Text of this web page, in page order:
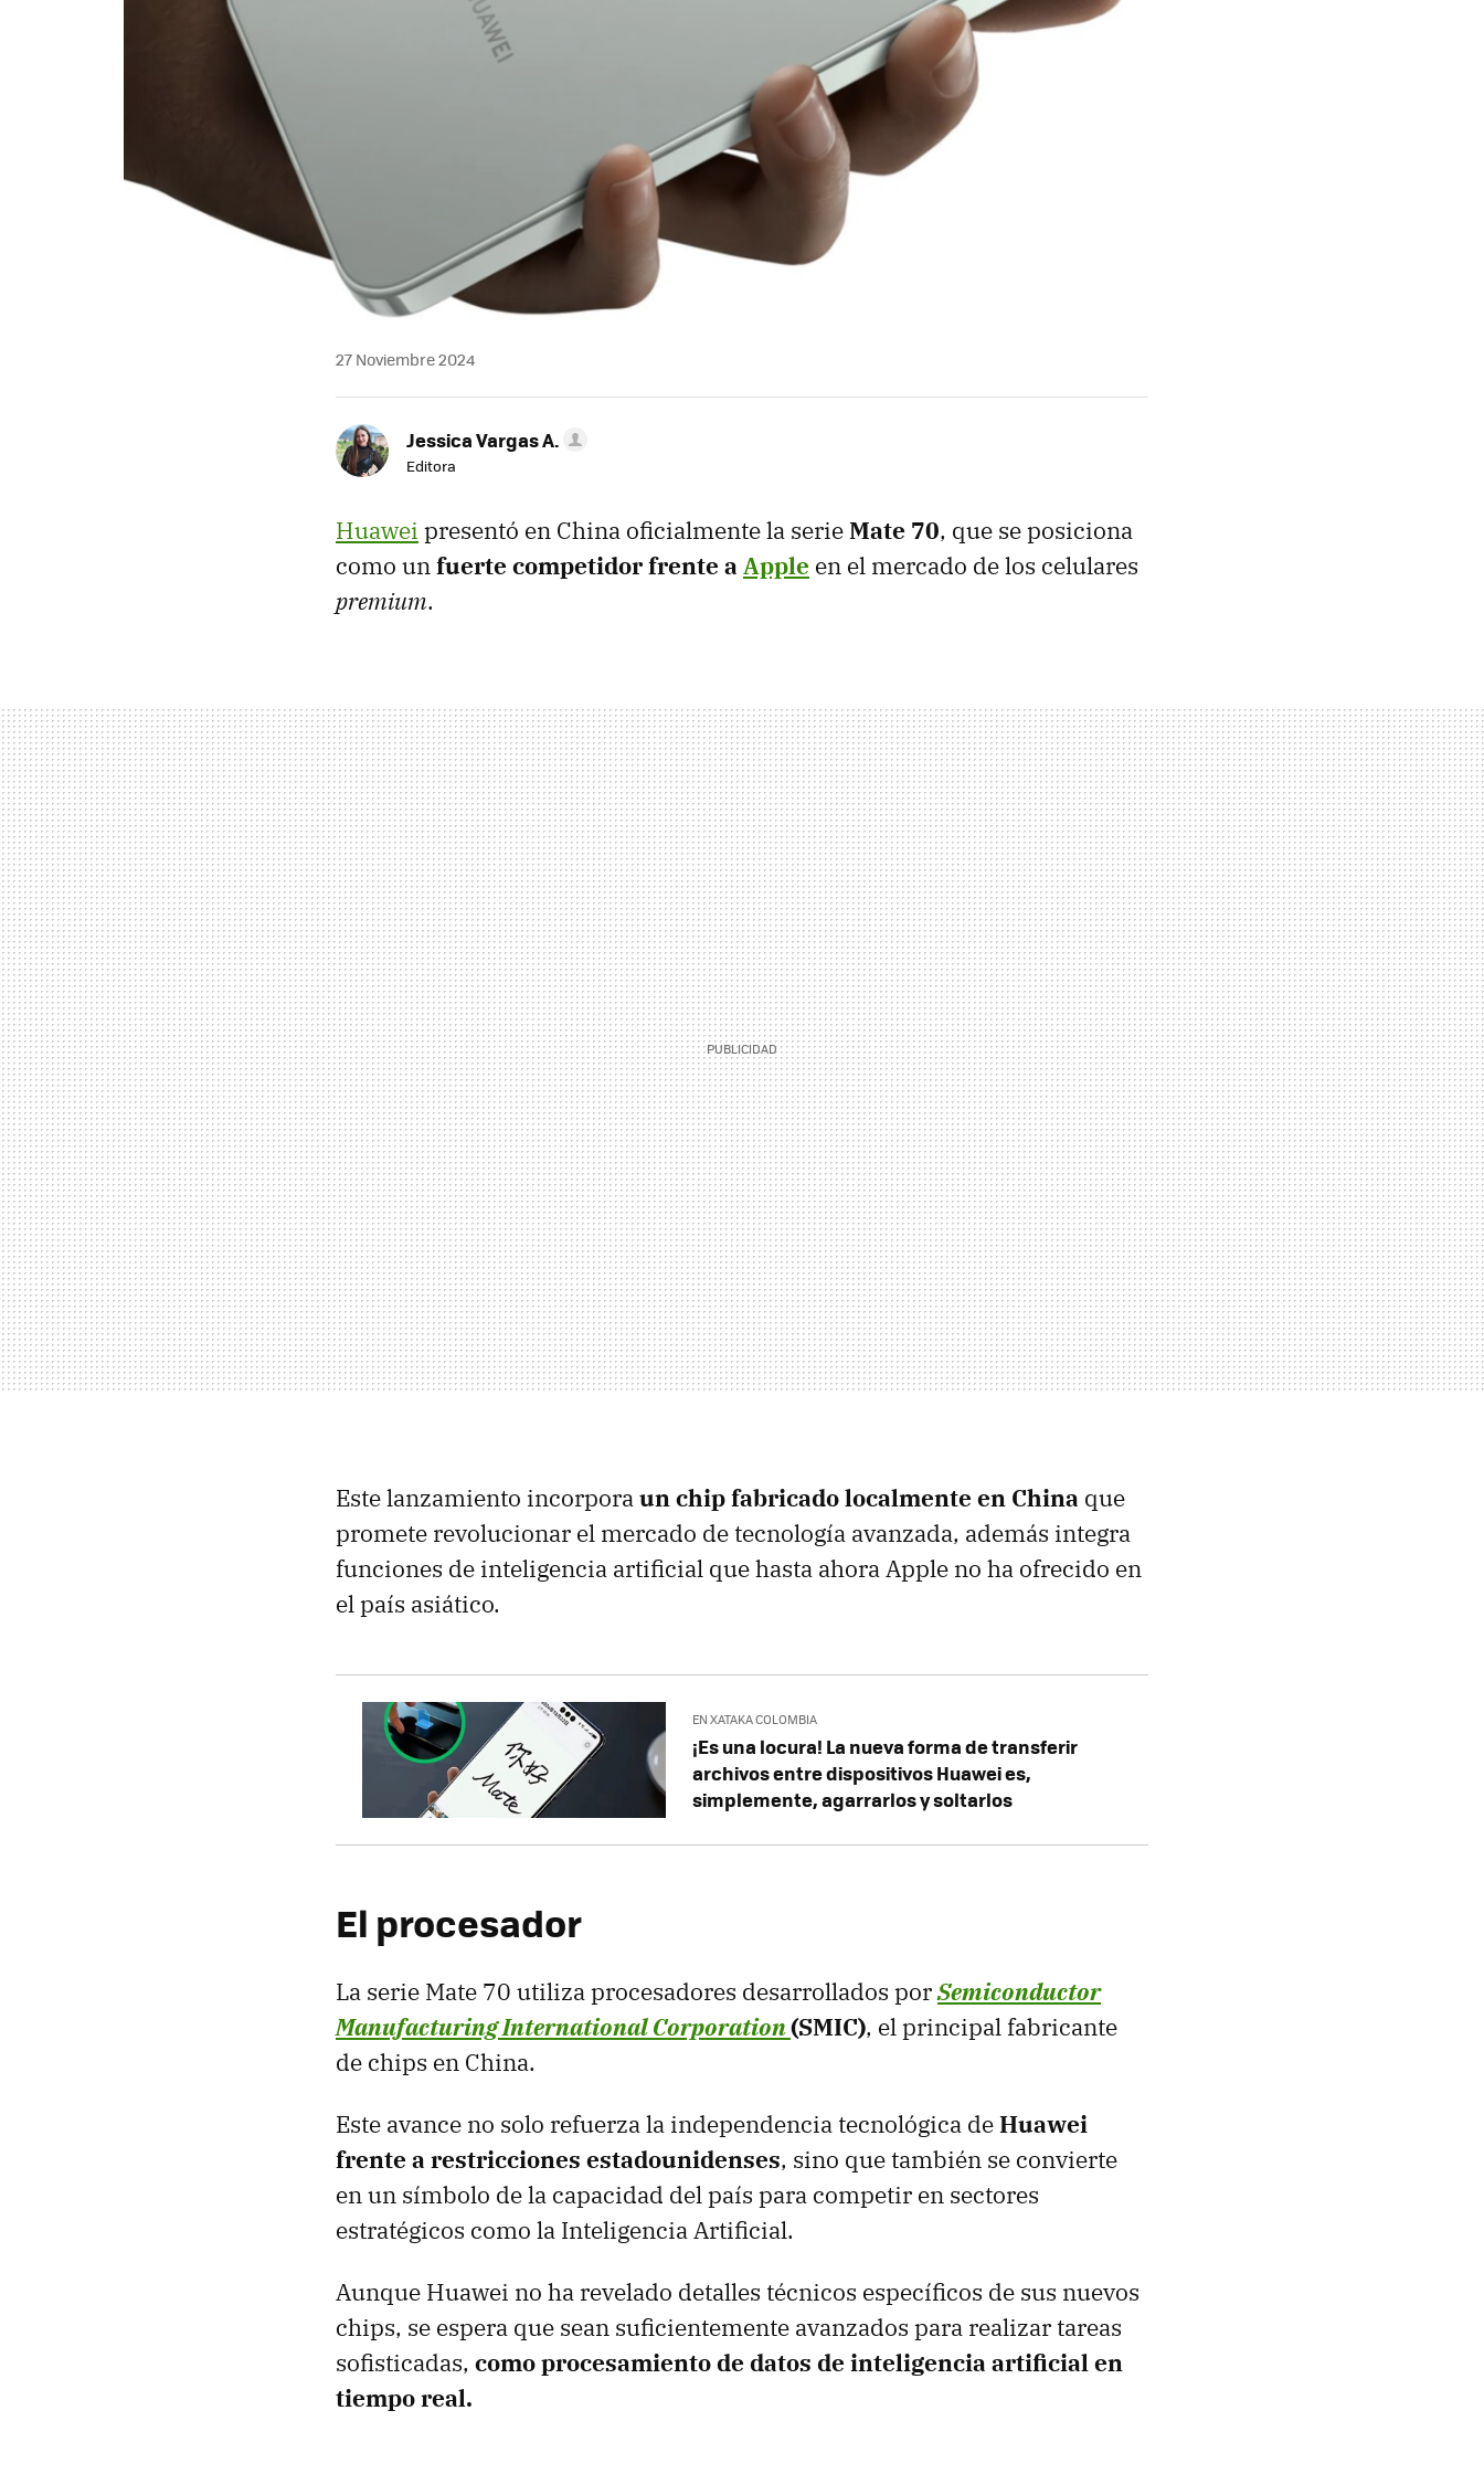
27 Noviembre 2024
Jessica Vargas A.
Editora
Huawei presentó en China oficialmente la serieMate 70, que se posiciona
como unfuerte competidor frente a Apple en el mercado de los celulares
premium.
Este lanzamiento incorporaun chip fabricado localmente en China que
promete revolucionar el mercado de tecnología avanzada, además integra
funciones de inteligencia artificial que hasta ahora Apple no ha ofrecido en
el país asiático.
EN XATAKA COLOMBIA
¡Es una locura! La nueva forma de transferir
archivos entre dispositivos Huawei es,
simplemente, agarrarlos y soltarlos
El procesador
La serie Mate 70 utiliza procesadores desarrollados porSemiconductor
Manufacturing International Corporation(SMIC), el principal fabricante
de chips en China.
Este avance no solo refuerza la independencia tecnológica deHuawei
frente a restricciones estadounidenses, sino que también se convierte
en un símbolo de la capacidad del país para competir en sectores
estratégicos como la Inteligencia Artificial.
Aunque Huawei no ha revelado detalles técnicos específicos de sus nuevos
chips, se espera que sean suficientemente avanzados para realizar tareas
sofisticadas, como procesamiento de datos de inteligencia artificial en
tiempo real.